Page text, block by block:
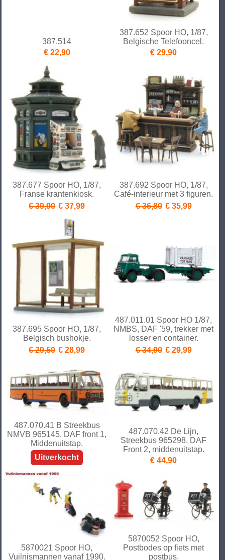
387.514
€ 22,90
387.652 Spoor HO, 1/87,
Belgische Telefooncel.
€ 29,90
387.677 Spoor HO, 1/87,
Franse krantenkiosk.
€ 39,90 € 37,99
387.692 Spoor HO, 1/87,
Café-interieur met 3 figuren.
€ 36,80 € 35,99
387.695 Spoor HO, 1/87,
Belgisch bushokje.
€ 29,50 € 28,99
487.011.01 Spoor HO 1/87,
NMBS, DAF '59, trekker met
losser en container.
€ 34,90 € 29,99
487.070.41 B Streekbus
NMVB 965145, DAF front 1,
Middenuitstap.
Uitverkocht
487.070.42 De Lijn,
Streekbus 965298, DAF
Front 2, middenuitstap.
€ 44,90
5870021 Spoor HO,
Vuilnismannen vanaf 1990.
5870052 Spoor HO,
Postbodes op fiets met
postbus.